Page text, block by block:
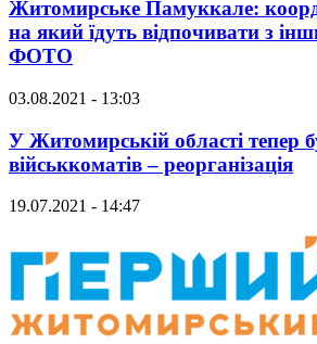
Житомирське Памуккале:
на який їдуть відпочивати з
ФОТО
03.08.2021 - 13:03
У Житомирській області тепер
військкоматів – реорганізація
19.07.2021 - 14:47